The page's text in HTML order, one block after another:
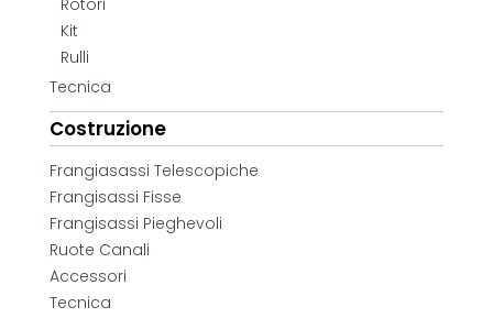
Kit
Rulli
Tecnica
Costruzione
Frangiasassi Telescopiche
Frangisassi Fisse
Frangisassi Pieghevoli
Ruote Canali
Accessori
Tecnica